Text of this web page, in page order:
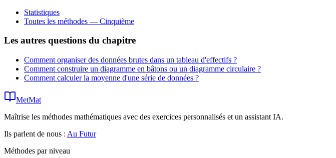
Statistiques
Toutes les méthodes — Cinquième
Les autres questions du chapitre
Comment organiser des données brutes dans un tableau d'effectifs ?
Comment construire un diagramme en bâtons ou un diagramme circulaire ?
Comment calculer la moyenne d'une série de données ?
MetMat
Maîtrise les méthodes mathématiques avec des exercices personnalisés et un assistant IA.
Ils parlent de nous : Au Futur
Méthodes par niveau